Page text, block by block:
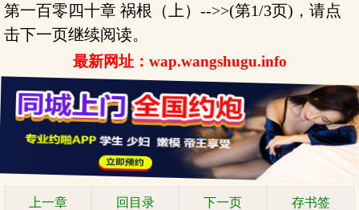
第一百零四十章 祸根（上）-->>(第1/3页)，请点
击下一页继续阅读。
最新网址：wap.wangshugu.info
上一章 回目录 下一页 存书签